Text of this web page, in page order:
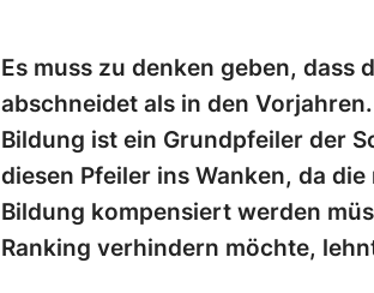
Es muss zu denken geben, dass
abschneidet als in den
Bildung ist ein Grundpfeiler der
diesen Pfeiler ins Wanken, da
Bildung kompensiert werden
Ranking verhindern möchte,